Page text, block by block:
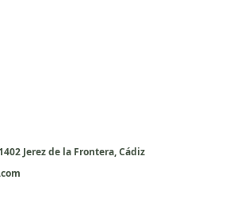
Jerez de la Frontera, Cádiz